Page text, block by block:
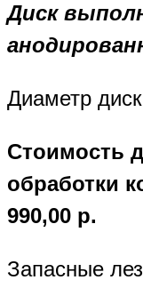
Диск
Диаметр
Стоимость
обработки
990,00 р.
Запасные